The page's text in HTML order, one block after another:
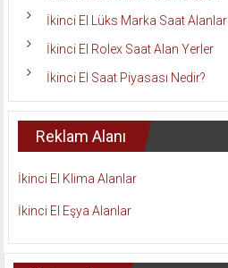
İkinci El Lüks Marka Saat Alanlar
İkinci El Rolex Saat Alan Yerler
İkinci El Saat Piyasası Nedir?
Reklam Alanı
İkinci El Klima Alanlar
İkinci El Eşya Alanlar